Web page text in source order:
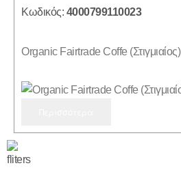
Κωδικός: 4000799110023
Organic Fairtrade Coffe (Στιγμιαίος)